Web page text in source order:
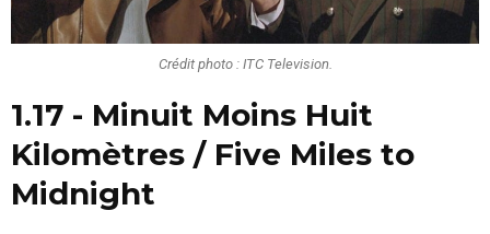
Crédit photo : ITC Television.
1.17 - Minuit Moins Huit
Kilomètres / Five Miles to
Midnight